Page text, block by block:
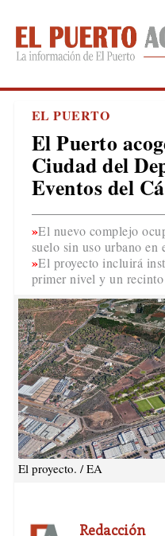
EL PUERTO
El Puerto
Ciudad del
Eventos del
El nuevo complejo
suelo sin uso urbano
El proyecto incluirá
primer nivel y un
El proyecto. / EA
Redacción